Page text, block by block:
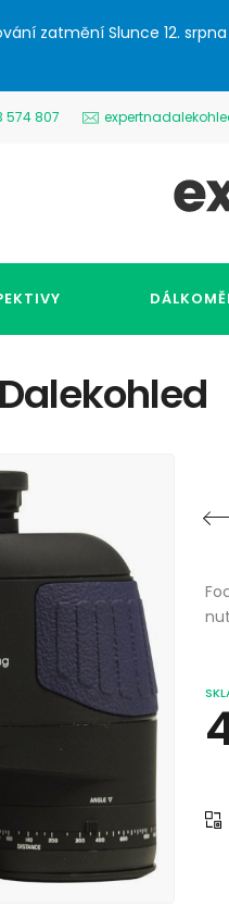
zatmění Slunce 12.
574 807